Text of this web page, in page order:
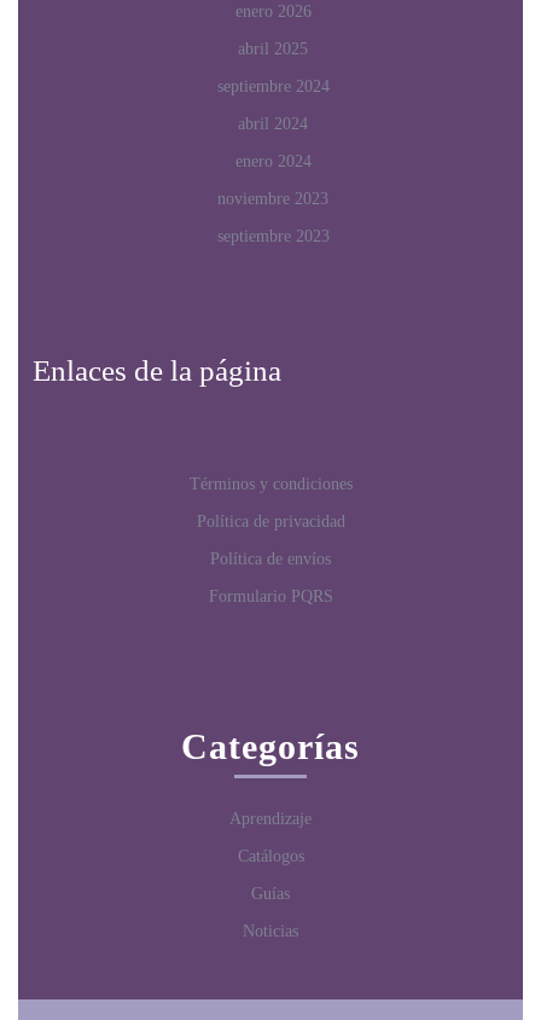
enero 2026
abril 2025
septiembre 2024
abril 2024
enero 2024
noviembre 2023
septiembre 2023
Enlaces de la página
Términos y condiciones
Política de privacidad
Política de envíos
Formulario PQRS
Categorías
Aprendizaje
Catálogos
Guías
Noticias